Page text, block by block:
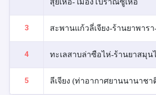
3 สะพานแก้วลี่เจียง-ร้านยาพาร
4 ทะเลสาบล่าซือไห่-ร้านยาสมุ
5 ลีเจียง (ท่าอากาศยานนานาชา